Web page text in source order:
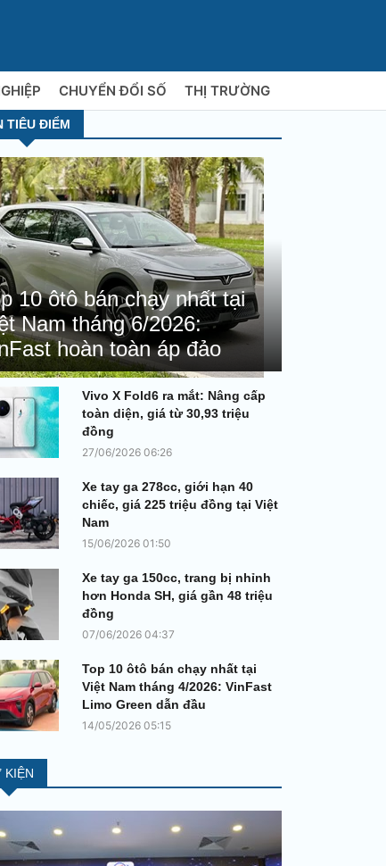
CHUYỂN ĐỔI SỐ THỊ TRƯỜNG
TIÊU ĐIỂM
10 ôtô bán chạy nhất tại
Nam tháng 6/2026:
hoàn toàn áp đảo
Vivo X Fold6 ra mắt: Nâng cấp
toàn diện, giá từ 30,93 triệu
đồng
27/06/2026 06:26
Xe tay ga 278cc, giới hạn 40
chiếc, giá 225 triệu đồng tại Việt
Nam
15/06/2026 01:50
Xe tay ga 150cc, trang bị nhỉnh
hơn Honda SH, giá gần 48 triệu
đồng
07/06/2026 04:37
Top 10 ôtô bán chạy nhất tại
Việt Nam tháng 4/2026: VinFast
Limo Green dẫn đầu
14/05/2026 05:15
KIỆN